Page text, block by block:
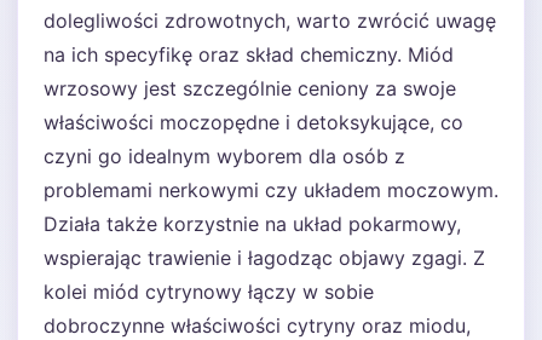
dolegliwości zdrowotnych, warto zwrócić uwagę
na ich specyfikę oraz skład chemiczny. Miód
wrzosowy jest szczególnie ceniony za swoje
właściwości moczopędne i detoksykujące, co
czyni go idealnym wyborem dla osób z
problemami nerkowymi czy układem moczowym.
Działa także korzystnie na układ pokarmowy,
wspierając trawienie i łagodząc objawy zgagi. Z
kolei miód cytrynowy łączy w sobie
dobroczynne właściwości cytryny oraz miodu,